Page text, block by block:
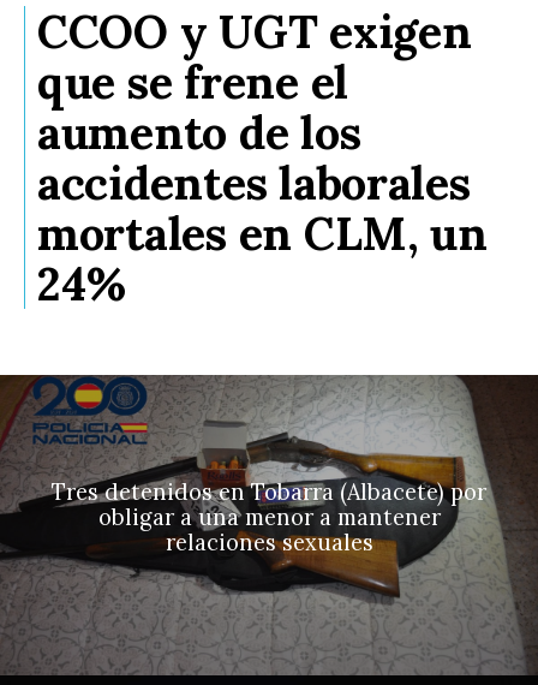
CCOO y UGT exigen
que se frene el
aumento de los
accidentes laborales
mortales en CLM, un
24%
Tres detenidos en Tobarra (Albacete) por
obligar a una menor a mantener
relaciones sexuales